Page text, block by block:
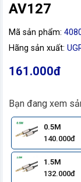
AV127
Mã sản phẩm:
Hãng sản xuất:
161.000đ
Bạn đang xem
0.5M
140.000đ
1.5M
132.000đ